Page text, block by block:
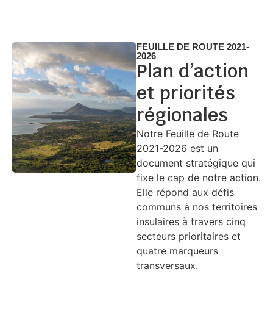
FEUILLE DE ROUTE 2021-
2026
Plan d’action
et priorités
régionales
Notre Feuille de Route
2021-2026 est un
document stratégique qui
fixe le cap de notre action.
Elle répond aux défis
communs à nos territoires
insulaires à travers cinq
secteurs prioritaires et
quatre marqueurs
transversaux.